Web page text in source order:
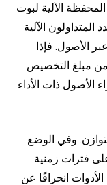
الآلية لبوت
المتداولون الآلية
الأصول. فإذا
من مبلغ التخصيص
الأصول ذات الأداء
وفي الوضع
فترات زمنية
انحرافًا عن